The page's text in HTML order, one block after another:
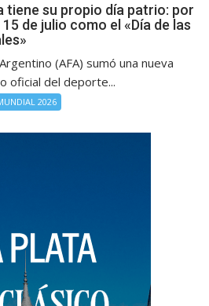
tiene su propio día patrio: por
de julio como el «Día de las
(AFA) sumó una nueva
oficial del deporte...
2026